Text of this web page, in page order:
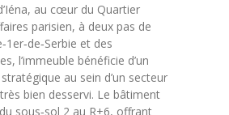
au cœur du Quartier
parisien, à deux pas de
et des
l’immeuble bénéficie d’un
au sein d’un secteur
bien desservi. Le bâtiment
sous‑sol 2 au R+6, offrant